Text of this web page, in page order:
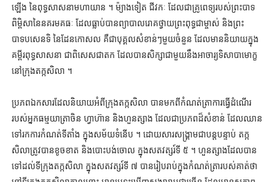
ឡើង នៃពុទ្ធសាសនាមហាយាន ។ ម៉្យាងទៀត ជីវកៈ ដែលជាគ្រូពេទ្យរបស់ព្រះបាទ
ពិម្ពិសានៃនគរមគធៈ ដែលធ្លាប់បានព្យាបាលរោគថ្វាយព្រះពុទ្ធជាម្ចាស់ និងព្រះ
បាទបសេនទិ នៃដែនកោសល គឺជាបុគ្គលសំខាន់ៗមួយចំនួន ដែលមាននិយាយក្នុង
គម្ពីរពុទ្ធសាសនា ជាពិសេសជាតក ដែលបានសិក្សាជាមួយនឹងអាចារ្យទិសាបាមោក្ខ
នៅក្រុងតក្កសិលា ។
ប្រភពឯកសារដែលនិយាយអំពីក្រុងតក្កសិលា បានមកពីកំណត់ត្រាការធ្វើដំណើរ
របស់អ្នកធម្មយាត្រាចិន ហ្វាហ៊ាន និងហួនត្សាង ដែលជាប្រភពដ៏សំខាន់ ដែលឈាន
ទៅរកការកំណត់ទីតាំង ក្នុងសម័យទំនើប ។ ដោយសារសង្គ្រាមជាបន្តបន្ទាប់ តក្ក
សិលាត្រូវបានខូចខាត និងបោះបង់ចោល ក្នុងសតវត្សរ៍ទី ៥ ។ ហួនត្សាងដែលបាន
ទៅដល់ទីក្រុងតក្កសិលា ក្នុងសតវត្សរ៍ទី ៧ បានរៀបរាប់ក្នុងកំណត់ត្រារបស់គាត់ថា